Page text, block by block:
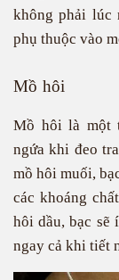
không phải lúc
phụ thuộc vào
Mồ hôi
Mồ hôi là một
ngứa khi đeo
mồ hôi muối,
các khoáng
hôi dầu, bạc sẽ
ngay cả khi tiết